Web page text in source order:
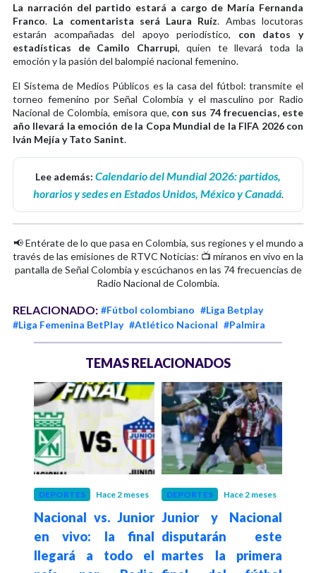
La narración del partido estará a cargo de María Fernanda
Franco. La comentarista será Laura Ruíz. Ambas locutoras
estarán acompañadas del apoyo periodístico, con datos y
estadísticas de Camilo Charrupi, quien te llevará toda la
emoción y la pasión del balompié nacional femenino.
El Sistema de Medios Públicos es la casa del fútbol: transmite el
torneo femenino por Señal Colombia y el masculino por Radio
Nacional de Colombia, emisora que, con sus 74 frecuencias, este
año llevará la emoción de la Copa Mundial de la FIFA 2026 con
Iván Mejía y Tato Sanint.
Lee además: Calendario del Mundial 2026: partidos,
horarios y sedes en Estados Unidos, México y Canadá.
📢 Entérate de lo que pasa en Colombia, sus regiones y el mundo a
través de las emisiones de RTVC Noticias: 📺 míranos en vivo en la
pantalla de Señal Colombia y escúchanos en las 74 frecuencias de
Radio Nacional de Colombia.
RELACIONADO: #Fútbol colombiano #Liga Betplay
#Liga Femenina BetPlay #Atlético Nacional #Palmira
TEMAS RELACIONADOS
DEPORTES Hace 2 meses
Nacional vs. Junior
en vivo: la final
llegará a todo el
DEPORTES Hace 2 meses
Junior y Nacional
disputarán este
martes la primera